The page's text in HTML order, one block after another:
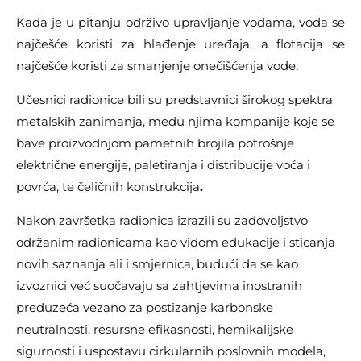
Kada je u pitanju održivo upravljanje vodama, voda se
najčešće koristi za hlađenje uređaja, a flotacija se
najčešće koristi za smanjenje onečišćenja vode.
Učesnici radionice bili su predstavnici širokog spektra
metalskih zanimanja, među njima kompanije koje se
bave proizvodnjom pametnih brojila potrošnje
električne energije, paletiranja i distribucije voća i
povrća, te čeličnih konstrukcija.
Nakon završetka radionica izrazili su zadovoljstvo
održanim radionicama kao vidom edukacije i sticanja
novih saznanja ali i smjernica, budući da se kao
izvoznici već suočavaju sa zahtjevima inostranih
preduzeća vezano za postizanje karbonske
neutralnosti, resursne efikasnosti, hemikalijske
sigurnosti i uspostavu cirkularnih poslovnih modela,